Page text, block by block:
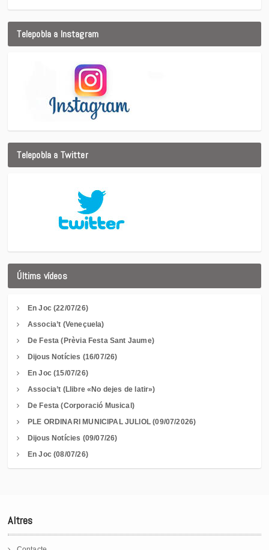
Telepobla a Instagram
Telepobla a Twitter
Últims vídeos
En Joc (22/07/26)
Associa’t (Veneçuela)
De Festa (Prèvia Festa Sant Jaume)
Dijous Notícies (16/07/26)
En Joc (15/07/26)
Associa’t (Llibre «No dejes de latir»)
De Festa (Corporació Musical)
PLE ORDINARI MUNICIPAL JULIOL (09/07/2026)
Dijous Notícies (09/07/26)
En Joc (08/07/26)
Altres